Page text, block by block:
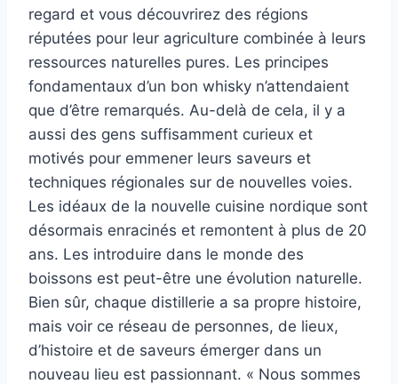
regard et vous découvrirez des régions
réputées pour leur agriculture combinée à leurs
ressources naturelles pures. Les principes
fondamentaux d’un bon whisky n’attendaient
que d’être remarqués. Au-delà de cela, il y a
aussi des gens suffisamment curieux et
motivés pour emmener leurs saveurs et
techniques régionales sur de nouvelles voies.
Les idéaux de la nouvelle cuisine nordique sont
désormais enracinés et remontent à plus de 20
ans. Les introduire dans le monde des
boissons est peut-être une évolution naturelle.
Bien sûr, chaque distillerie a sa propre histoire,
mais voir ce réseau de personnes, de lieux,
d’histoire et de saveurs émerger dans un
nouveau lieu est passionnant. « Nous sommes